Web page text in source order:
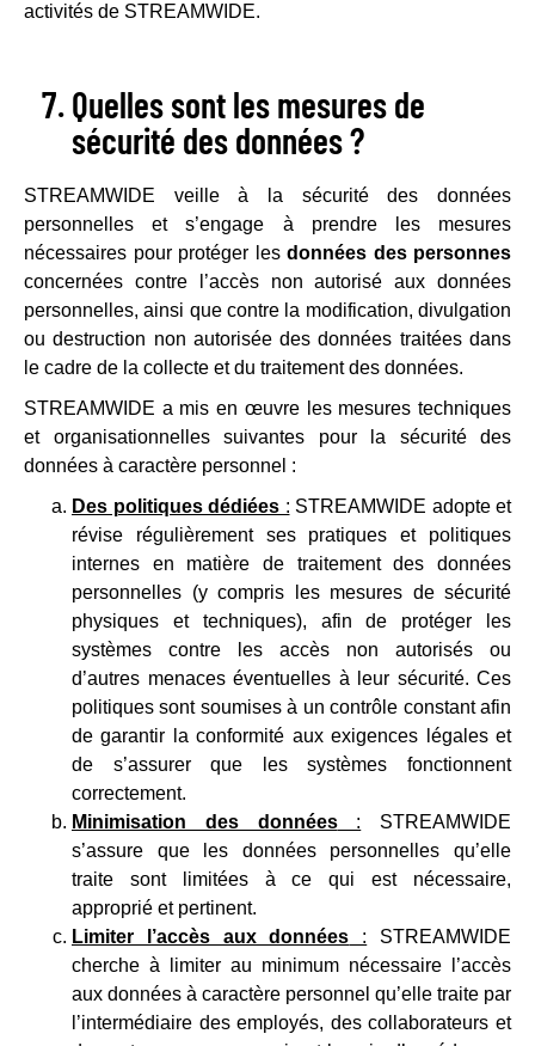
activités de STREAMWIDE.
Quelles sont les mesures de
sécurité des données ?
STREAMWIDE veille à la sécurité des données
personnelles et s’engage à prendre les mesures
nécessaires pour protéger les données des personnes
concernées contre l’accès non autorisé aux données
personnelles, ainsi que contre la modification, divulgation
ou destruction non autorisée des données traitées dans
le cadre de la collecte et du traitement des données.
STREAMWIDE a mis en œuvre les mesures techniques
et organisationnelles suivantes pour la sécurité des
données à caractère personnel :
Des politiques dédiées : STREAMWIDE adopte et
révise régulièrement ses pratiques et politiques
internes en matière de traitement des données
personnelles (y compris les mesures de sécurité
physiques et techniques), afin de protéger les
systèmes contre les accès non autorisés ou
d’autres menaces éventuelles à leur sécurité. Ces
politiques sont soumises à un contrôle constant afin
de garantir la conformité aux exigences légales et
de s’assurer que les systèmes fonctionnent
correctement.
Minimisation des données: STREAMWIDE
s’assure que les données personnelles qu’elle
traite sont limitées à ce qui est nécessaire,
approprié et pertinent.
Limiter l’accès aux données : STREAMWIDE
cherche à limiter au minimum nécessaire l’accès
aux données à caractère personnel qu’elle traite par
l’intermédiaire des employés, des collaborateurs et